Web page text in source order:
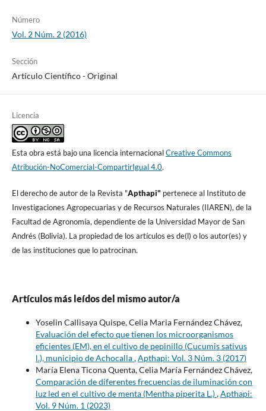
Número
Vol. 2 Núm. 2 (2016)
Sección
Artículo Cientí­fico - Original
Licencia
Esta obra está bajo una licencia internacionalCreative Commons
Atribución-NoComercial-CompartirIgual 4.0.
El derecho de autor de la Revista "Apthapi" pertenece al Instituto de
Investigaciones Agropecuarias y de Recursos Naturales (IIAREN), de la
Facultad de Agronomí­a, dependiente de la Universidad Mayor de San
Andrés (Bolivia). La propiedad de los artí­culos es de(l) o los autor(es) y
de las instituciones que lo patrocinan.
Artículos más leídos del mismo autor/a
Yoselin Callisaya Quispe, Celia Maria Fernández Chávez,
Evaluación del efecto que tienen los microorganismos
eficientes (EM), en el cultivo de pepinillo (Cucumis sativus
l.), municipio de Achocalla,Apthapi: Vol. 3 Núm. 3 (2017)
María Elena Ticona Quenta, Celia María Fernández Chávez,
Comparación de diferentes frecuencias de iluminación con
luz led en el cultivo de menta (Mentha piperita L.),Apthapi:
Vol. 9 Núm. 1 (2023)